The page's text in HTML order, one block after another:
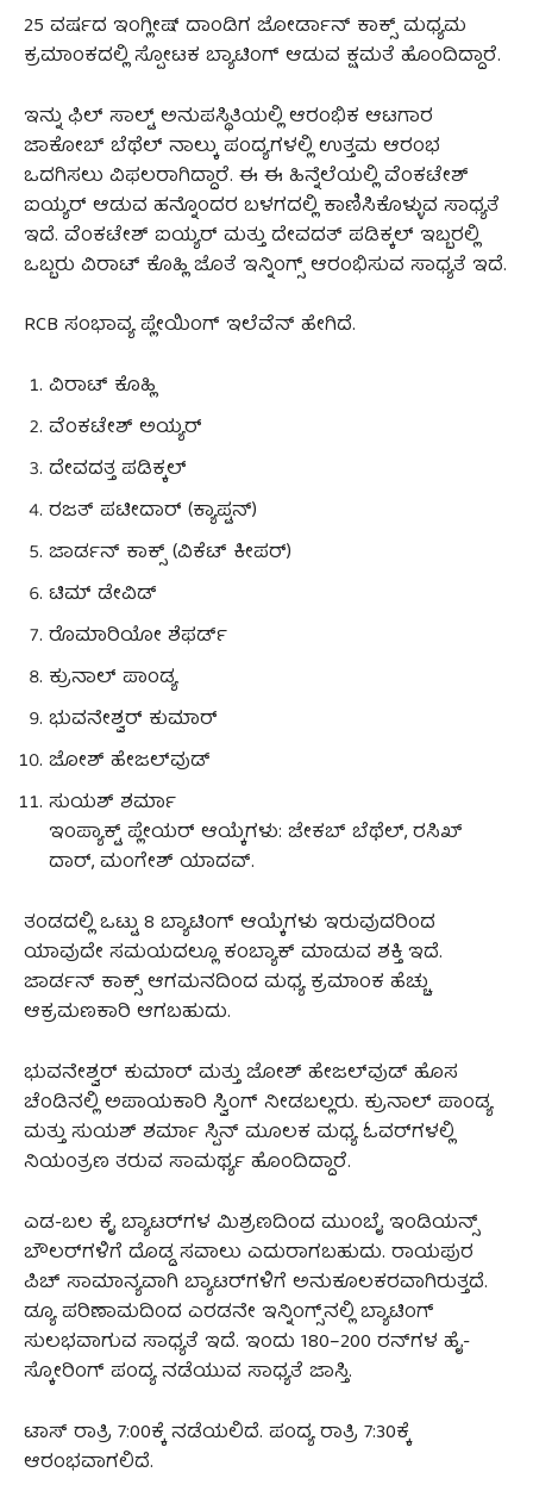
25 ವರ್ಷದ ಇಂಗ್ಲೀಷ್ ದಾಂಡಿಗ ಜೋರ್ಡಾನ್ ಕಾಕ್ಸ್ ಮಧ್ಯಮ
ಕ್ರಮಾಂಕದಲ್ಲಿ ಸ್ಪೋಟಕ ಬ್ಯಾಟಿಂಗ್ ಆಡುವ ಕ್ಷಮತೆ ಹೊಂದಿದ್ದಾರೆ.
ಇನ್ನು ಫಿಲ್ ಸಾಲ್ಟ್ ಅನುಪಸ್ಥಿತಿಯಲ್ಲಿ ಆರಂಭಿಕ ಆಟಗಾರ
ಜಾಕೋಬ್ ಬೆಥೆಲ್ ನಾಲ್ಕು ಪಂದ್ಯಗಳಲ್ಲಿ ಉತ್ತಮ ಆರಂಭ
ಒದಗಿಸಲು ವಿಫಲರಾಗಿದ್ದಾರೆ. ಈ ಈ ಹಿನ್ನೆಲೆಯಲ್ಲಿ ವೆಂಕಟೇಶ್
ಐಯ್ಯರ್ ಆಡುವ ಹನ್ನೊಂದರ ಬಳಗದಲ್ಲಿ ಕಾಣಿಸಿಕೊಳ್ಳುವ ಸಾಧ್ಯತೆ
ಇದೆ. ವೆಂಕಟೇಶ್ ಐಯ್ಯರ್ ಮತ್ತು ದೇವದತ್ ಪಡಿಕ್ಕಲ್ ಇಬ್ಬರಲ್ಲಿ
ಒಬ್ಬರು ವಿರಾಟ್ ಕೊಹ್ಲಿ ಜೊತೆ ಇನ್ನಿಂಗ್ಸ್ ಆರಂಭಿಸುವ ಸಾಧ್ಯತೆ ಇದೆ.
RCB ಸಂಭಾವ್ಯ ಪ್ಲೇಯಿಂಗ್ ಇಲೆವೆನ್ ಹೇಗಿದೆ.
ವಿರಾಟ್ ಕೊಹ್ಲಿ
ವೆಂಕಟೇಶ್ ಅಯ್ಯರ್
ದೇವದತ್ತ ಪಡಿಕ್ಕಲ್
ರಜತ್ ಪಟೀದಾರ್ (ಕ್ಯಾಪ್ಟನ್)
ಜಾರ್ಡನ್ ಕಾಕ್ಸ್ (ವಿಕೆಟ್ ಕೀಪರ್)
ಟಿಮ್ ಡೇವಿಡ್
ರೊಮಾರಿಯೋ ಶೆಫರ್ಡ್
ಕ್ರುನಾಲ್ ಪಾಂಡ್ಯ
ಭುವನೇಶ್ವರ್ ಕುಮಾರ್
ಜೋಶ್ ಹೇಜಲ್‌ವುಡ್
ಸುಯಶ್ ಶರ್ಮಾ
ಇಂಪ್ಯಾಕ್ಟ್ ಪ್ಲೇಯರ್ ಆಯ್ಕೆಗಳು: ಜೇಕಬ್ ಬೆಥೆಲ್, ರಸಿಖ್
ದಾರ್, ಮಂಗೇಶ್ ಯಾದವ್.
ತಂಡದಲ್ಲಿ ಒಟ್ಟು 8 ಬ್ಯಾಟಿಂಗ್ ಆಯ್ಕೆಗಳು ಇರುವುದರಿಂದ
ಯಾವುದೇ ಸಮಯದಲ್ಲೂ ಕಂಬ್ಯಾಕ್ ಮಾಡುವ ಶಕ್ತಿ ಇದೆ.
ಜಾರ್ಡನ್ ಕಾಕ್ಸ್ ಆಗಮನದಿಂದ ಮಧ್ಯ ಕ್ರಮಾಂಕ ಹೆಚ್ಚು
ಆಕ್ರಮಣಕಾರಿ ಆಗಬಹುದು.
ಭುವನೇಶ್ವರ್ ಕುಮಾರ್ ಮತ್ತು ಜೋಶ್ ಹೇಜಲ್‌ವುಡ್ ಹೊಸ
ಚೆಂಡಿನಲ್ಲಿ ಅಪಾಯಕಾರಿ ಸ್ವಿಂಗ್ ನೀಡಬಲ್ಲರು. ಕ್ರುನಾಲ್ ಪಾಂಡ್ಯ
ಮತ್ತು ಸುಯಶ್ ಶರ್ಮಾ ಸ್ಪಿನ್ ಮೂಲಕ ಮಧ್ಯ ಓವರ್‌ಗಳಲ್ಲಿ
ನಿಯಂತ್ರಣ ತರುವ ಸಾಮರ್ಥ್ಯ ಹೊಂದಿದ್ದಾರೆ.
ಎಡ-ಬಲ ಕೈ ಬ್ಯಾಟರ್‌ಗಳ ಮಿಶ್ರಣದಿಂದ ಮುಂಬೈ ಇಂಡಿಯನ್ಸ್
ಬೌಲರ್‌ಗಳಿಗೆ ದೊಡ್ಡ ಸವಾಲು ಎದುರಾಗಬಹುದು. ರಾಯಪುರ
ಪಿಚ್ ಸಾಮಾನ್ಯವಾಗಿ ಬ್ಯಾಟರ್‌ಗಳಿಗೆ ಅನುಕೂಲಕರವಾಗಿರುತ್ತದೆ.
ಡ್ಯೂ ಪರಿಣಾಮದಿಂದ ಎರಡನೇ ಇನ್ನಿಂಗ್ಸ್‌ನಲ್ಲಿ ಬ್ಯಾಟಿಂಗ್
ಸುಲಭವಾಗುವ ಸಾಧ್ಯತೆ ಇದೆ. ಇಂದು 180–200 ರನ್‌ಗಳ ಹೈ-
ಸ್ಕೋರಿಂಗ್ ಪಂದ್ಯ ನಡೆಯುವ ಸಾಧ್ಯತೆ ಜಾಸ್ತಿ.
ಟಾಸ್ ರಾತ್ರಿ 7:00ಕ್ಕೆ ನಡೆಯಲಿದೆ. ಪಂದ್ಯ ರಾತ್ರಿ 7:30ಕ್ಕೆ
ಆರಂಭವಾಗಲಿದೆ.